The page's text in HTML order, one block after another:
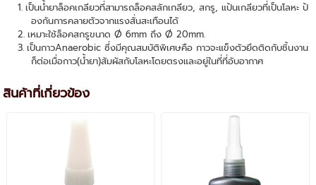
เป็นน้ำยาล็อคเกลียวที่สามารถล็อคสลักเกลียว, สกรู, แป้นเกลียวที่เป็นโลหะ ป้
องกันการคลายตัวจากแรงสั่นสะเทือนได้
เหมาะใช้ล็อคสกรูขนาด Ø 6mm ถึง Ø 20mm.
เป็นกาวAnaerobic ซึ่งมีคุณสมบัติพิเศษคือ กาวจะแข็งตัวยึดติดกับชิ้นงาน
ก็ต่อเมื่อกาว(น้ำยา)สัมผัสกับโลหะโดยตรงและอยู่ในที่ที่อับอากาศ
สินค้าที่เกี่ยวข้อง